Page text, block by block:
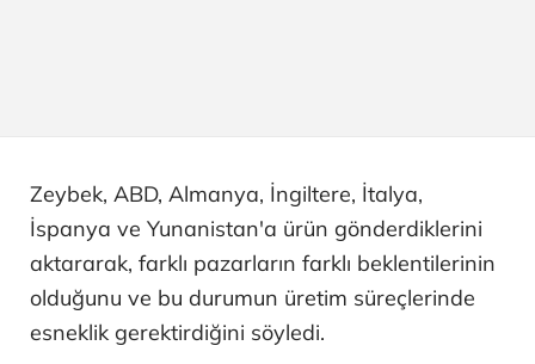
Zeybek, ABD, Almanya, İngiltere, İtalya,
İspanya ve Yunanistan'a ürün gönderdiklerini
aktararak, farklı pazarların farklı beklentilerinin
olduğunu ve bu durumun üretim süreçlerinde
esneklik gerektirdiğini söyledi.